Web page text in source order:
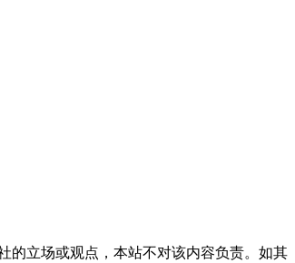
的立场或观点，本站不对该内容负责。如其